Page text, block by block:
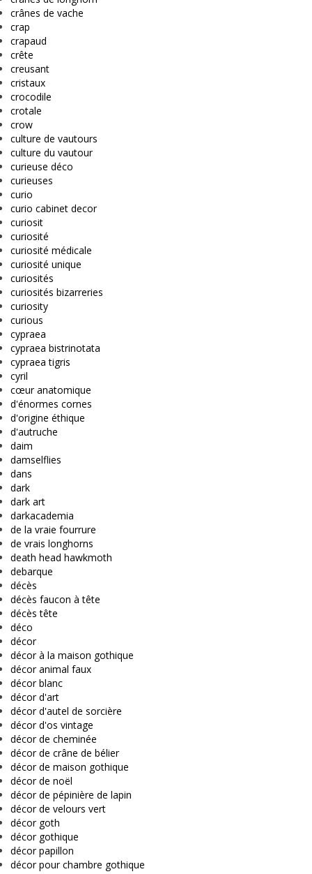
crânes de vache
crap
crapaud
crête
creusant
cristaux
crocodile
crotale
crow
culture de vautours
culture du vautour
curieuse déco
curieuses
curio
curio cabinet decor
curiosit
curiosité
curiosité médicale
curiosité unique
curiosités
curiosités bizarreries
curiosity
curious
cypraea
cypraea bistrinotata
cypraea tigris
cyril
cœur anatomique
d'énormes cornes
d'origine éthique
d'autruche
daim
damselflies
dans
dark
dark art
darkacademia
de la vraie fourrure
de vrais longhorns
death head hawkmoth
debarque
décès
décès faucon à tête
décès tête
déco
décor
décor à la maison gothique
décor animal faux
décor blanc
décor d'art
décor d'autel de sorcière
décor d'os vintage
décor de cheminée
décor de crâne de bélier
décor de maison gothique
décor de noël
décor de pépinière de lapin
décor de velours vert
décor goth
décor gothique
décor papillon
décor pour chambre gothique